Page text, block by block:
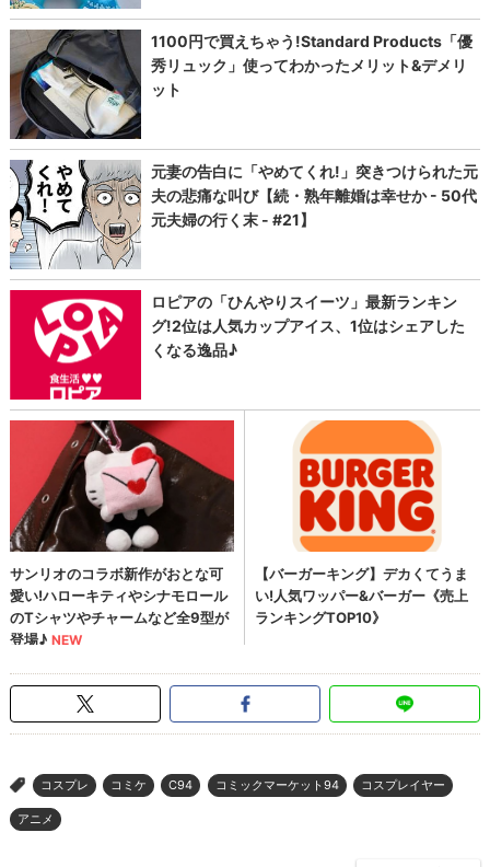
> コスプレ コミケ C94 コミックマーケット94 コスプレイヤー
アニメ